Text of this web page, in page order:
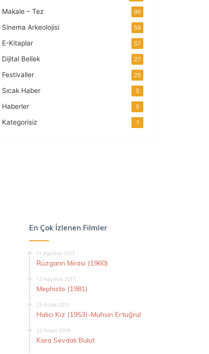
Makale – Tez 90
Sinema Arkeolojisi 59
E-Kitaplar 57
Dijital Bellek 27
Festivaller 25
Sıcak Haber 5
Haberler 5
Kategorisiz 1
En Çok İzlenen Filmler
11 Ağustos 2017
Rüzgarın Mirası (1960)
13 Ağustos 2017
Mephisto (1981)
25 Aralık 2015
Halıcı Kız (1953)-Muhsin Ertuğrul
22 Nisan 2019
Kara Sevdalı Bulut